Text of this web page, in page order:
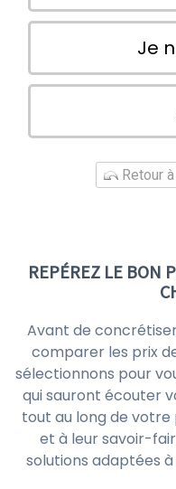
Je
Retour
REPÉREZ LE BON
Avant de
comparer les prix
sélectionnons pour
qui sauront écouter
tout au long de
et à leur savoir-
solutions adaptées